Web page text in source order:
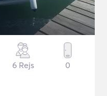
6 Rejs 0